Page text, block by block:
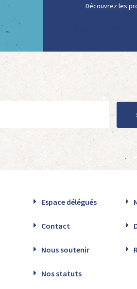
Découvrez les
Espace délégués
Contact
Nous soutenir
Nos statuts